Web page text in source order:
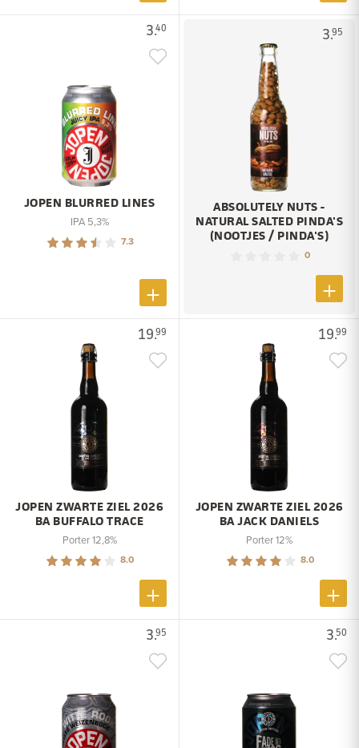
3.40
JOPEN BLURRED LINES
IPA 5,3%
7.3
3.95
ABSOLUTELY NUTS -
NATURAL SALTED PINDA'S
(NOOTJES / PINDA'S)
0
19.99
JOPEN ZWARTE ZIEL 2026
BA BUFFALO TRACE
Porter 12,8%
8.0
19.99
JOPEN ZWARTE ZIEL 2026
BA JACK DANIELS
Porter 12%
8.0
3.95 3.50